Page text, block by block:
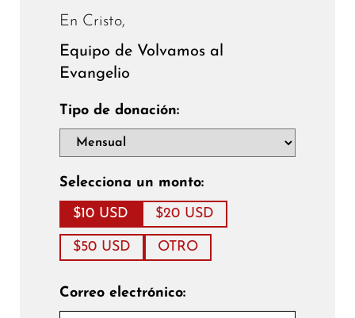
En Cristo,
Equipo de Volvamos al
Evangelio
Tipo de donación:
Selecciona un monto:
$10 USD $20 USD
$50 USD OTRO
Correo electrónico: